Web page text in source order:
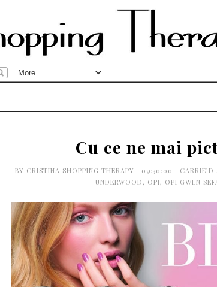
Cu ce ne mai
BY CRISTINA SHOPPING THERAPY 09:30:00 CARRIE’D
UNDERWOOD, OPI, OPI GWEN